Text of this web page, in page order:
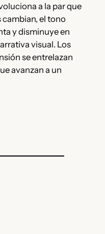
a la par que
cambian, el tono
y disminuye en
visual. Los
se entrelazan
avanzan a un